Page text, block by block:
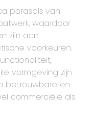
parasols van
waardoor
zijn aan
voorkeuren.
vormgeving zijn
betrouwbare en
commerciële als